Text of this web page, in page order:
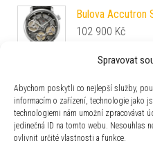
Spravovat
Abychom poskytli co nejlepší služby,
informacím o zařízení, technologie jako
technologiemi nám umožní zpracovávat
jedinečná ID na tomto webu. Nesouhlas
ovlivnit určité vlastnosti a funkce.
Bulova Accutron
102 900 Kč
Casio G-Squad
3 112Kč
Festina
2 390Kč